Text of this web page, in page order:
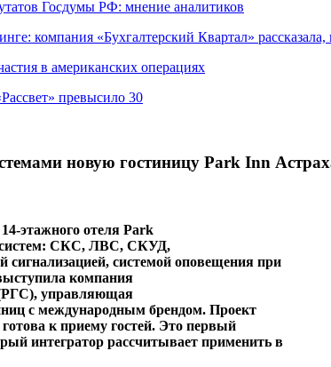
Госдумы РФ: мнение аналитиков
компания «Бухгалтерский Квартал»
в американских операциях
превысило 30
новую гостиницу Park Inn
этажного отеля Park
систем: СКС, ЛВС, СКУД,
системой оповещения при
компания
(РГС), управляющая
с международным брендом. Проект
готова к приему гостей. Это первый
интегратор рассчитывает применить в